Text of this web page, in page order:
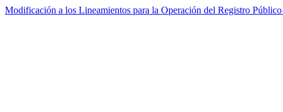
Modificación a los Lineamientos para la Operación del Registro